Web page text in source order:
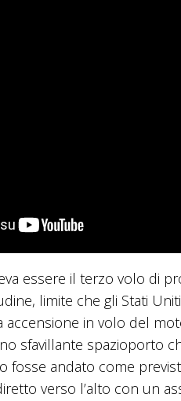
essere il terzo volo di
limite che gli Stati
accensione in volo del
sfavillante spazioporto
fosse andato come
verso l’alto con un